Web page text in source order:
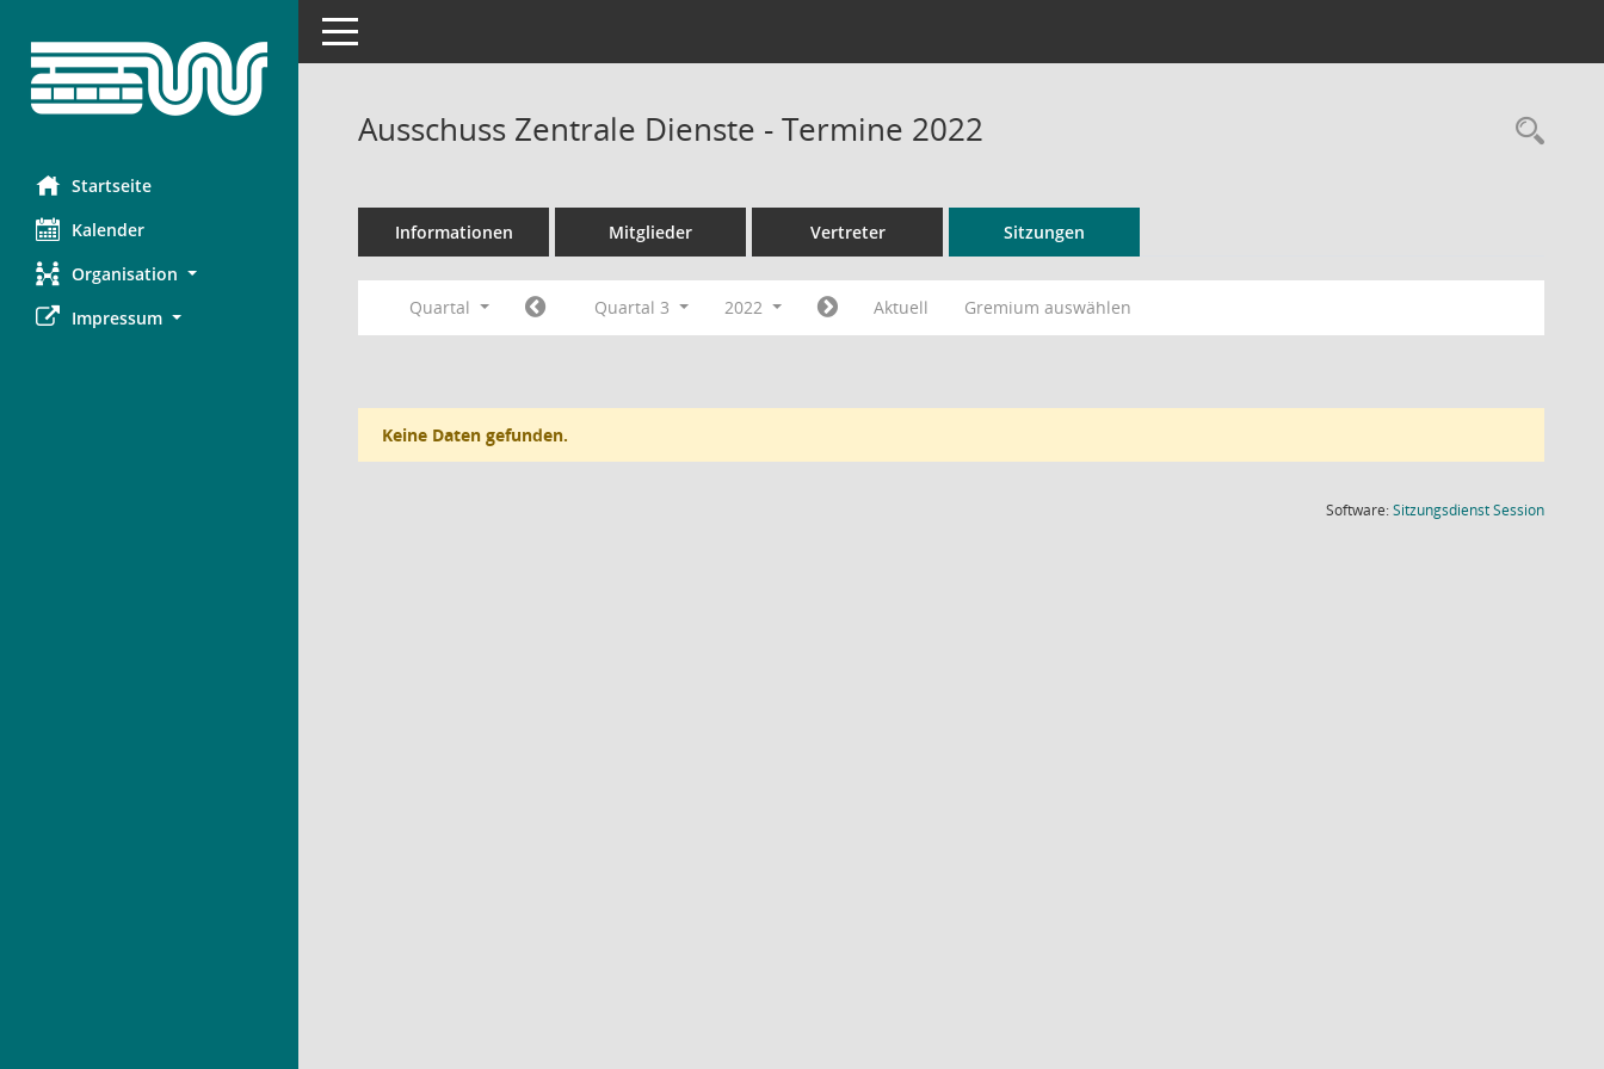
Startseite
Kalender
Organisation
Impressum
Toggle navigation
Ausschuss Zentrale Dienste - Termine 2022
Informationen Mitglieder Vertreter Sitzungen
Quartal Quartal 3 2022 Aktuell Gremium auswählen
Keine Daten gefunden.
Software:SitzungsdienstSession(Wird in